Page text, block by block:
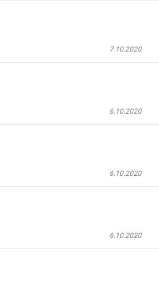
7.10.2020
6.10.2020
6.10.2020
6.10.2020